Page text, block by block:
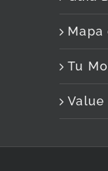
Mapa
Tu
Value